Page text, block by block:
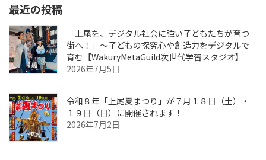
最近の投稿
「上尾を、デジタル社会に強い子どもたちが育つ
街へ！」〜子どもの探究心や創造力をデジタルで
育む【WakuryMetaGuild次世代学習スタジオ】
2026年7月5日
令和８年「上尾夏まつり」が７月１８日（土）・
１９日（日）に開催されます！
2026年7月2日